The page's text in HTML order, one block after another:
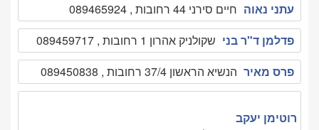
עתני נאוה חיים סירני 44 רחובות , 089465924
פדלמן ד"ר בני שקולניק אהרון 1 רחובות , 089459717
פרס מאיר הנשיא הראשון 37/4 רחובות , 089450838
רוטימן יעקב